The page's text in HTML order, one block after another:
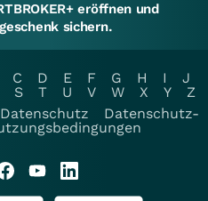
eröffnen und
sichern.
C D E F G H I
J
S T U V W X Y
Z
Datenschutz
Datenschutz-